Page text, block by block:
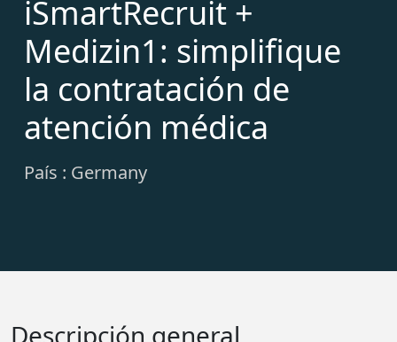
iSmartRecruit +
Medizin1: simplifique
la contratación de
atención médica
País : Germany
Descripción general